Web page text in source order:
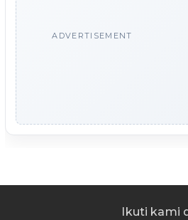
ADVERTISEMENT
Ikuti kami